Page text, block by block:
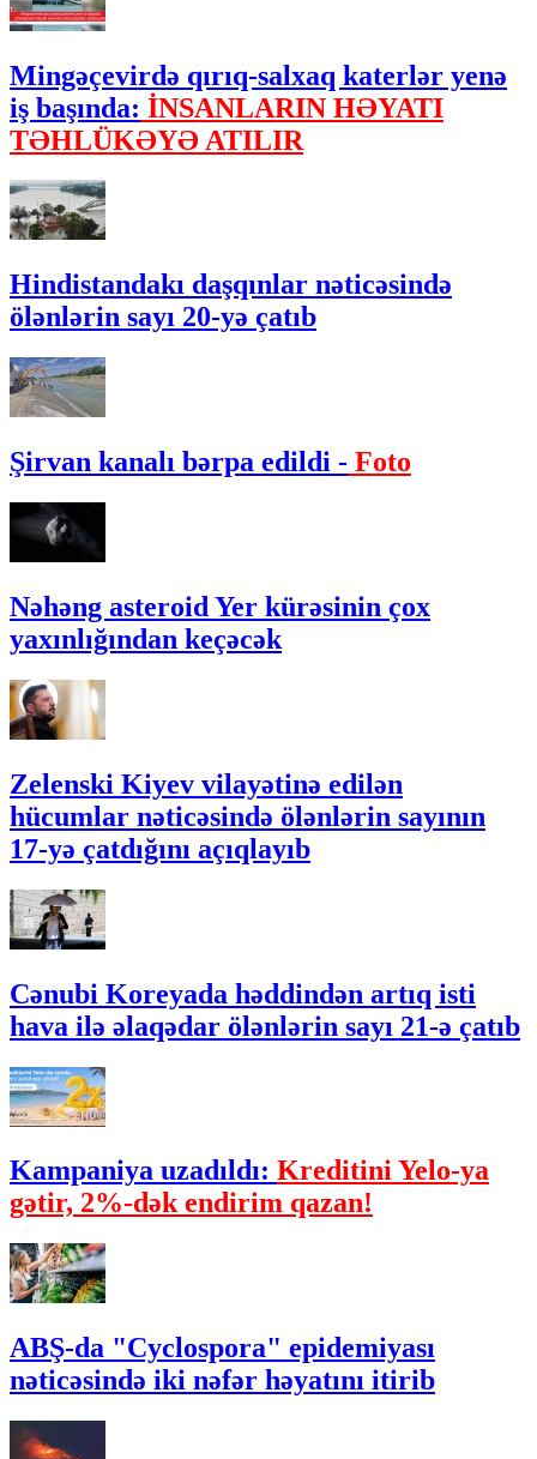
Mingəçevirdə qırıq-salxaq katerlər yenə
iş başında: İNSANLARIN HƏYATI
TƏHLÜKƏYƏ ATILIR
Hindistandakı daşqınlar nəticəsində
ölənlərin sayı 20-yə çatıb
Şirvan kanalı bərpa edildi - Foto
Nəhəng asteroid Yer kürəsinin çox
yaxınlığından keçəcək
Zelenski Kiyev vilayətinə edilən
hücumlar nəticəsində ölənlərin sayının
17-yə çatdığını açıqlayıb
Cənubi Koreyada həddindən artıq isti
hava ilə əlaqədar ölənlərin sayı 21-ə çatıb
Kampaniya uzadıldı: Kreditini Yelo-ya
gətir, 2%-dək endirim qazan!
ABŞ-da "Cyclospora" epidemiyası
nəticəsində iki nəfər həyatını itirib